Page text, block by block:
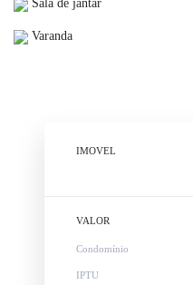
Sala de jantar
Varanda
IMOVEL
VALOR
Condomínio
IPTU